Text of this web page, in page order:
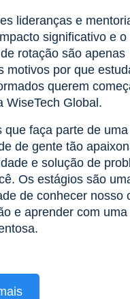
lideranças e
significativo e o
rotação são apenas
motivos por que
querem
WiseTech Global.
que faça parte de uma
de gente tão
e solução de
Os estágios são
de conhecer nosso
e aprender com uma